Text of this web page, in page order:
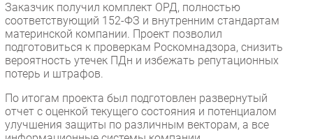
Заказчик получил комплект ОРД, полностью
соответствующий 152-ФЗ и внутренним стандартам
материнской компании. Проект позволил
подготовиться к проверкам Роскомнадзора, снизить
вероятность утечек ПДн и избежать репутационных
потерь и штрафов.
По итогам проекта был подготовлен развернутый
отчет с оценкой текущего состояния и потенциалом
улучшения защиты по различным векторам, а все